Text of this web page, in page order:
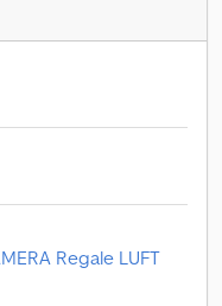
Regale LUFT